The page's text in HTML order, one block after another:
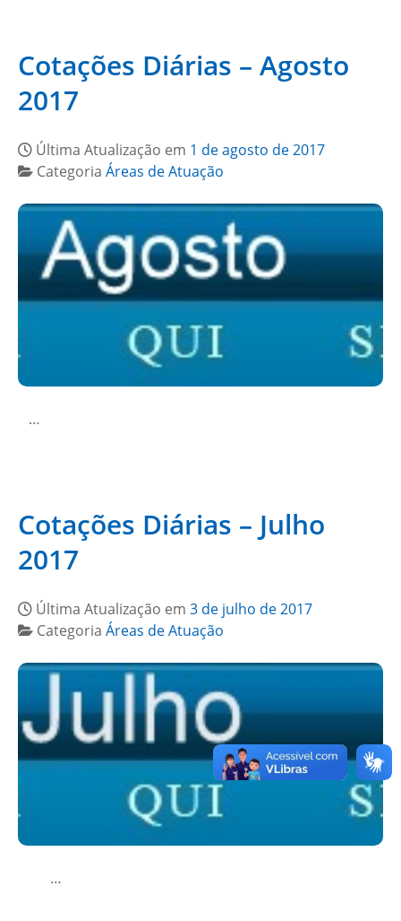
Cotações Diárias – Agosto
2017
Última Atualização em 1 de agosto de 2017
Categoria Áreas de Atuação
…
Cotações Diárias – Julho
2017
Última Atualização em 3 de julho de 2017
Categoria Áreas de Atuação
…